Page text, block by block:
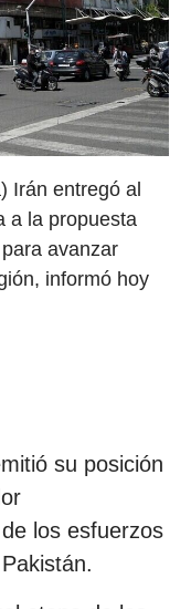
Irán entregó al
a la propuesta
avanzar
informó hoy
su posición
los esfuerzos